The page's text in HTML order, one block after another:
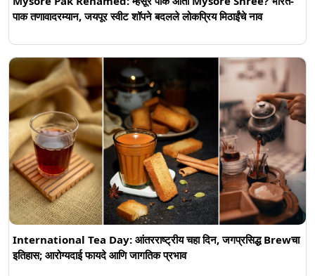
पाक तणावादरम्यान, जयपूर स्वीट शॉपने बदलले लोकप्रिय मिठाईंचे नाव
International Tea Day: आंतरराष्ट्रीय चहा दिन, जगप्रसिद्ध Brewचा
इतिहास; आरोग्यदाई फायदे आणि जागतिक प्रभाव